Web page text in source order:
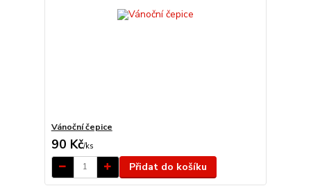
Vánoční čepice
90 Kč/ks
Přidat do košíku